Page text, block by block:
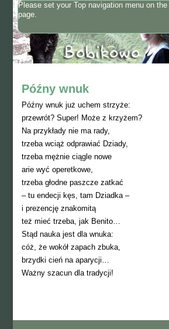
Please set your Top navigation menu on the
page.
Późny wnuk
Późny wnuk już uchem strzyże:
przewrót? Super! Może z krzyżem?
Na przykłady nie ma rady,
trzeba wciąż odprawiać Dziady,
trzeba mężnie ciągle nowe
arie wyć operetkowe,
trzeba głodne paszcze zatkać
– tu endecji kęs, tam Dziadka –
i prezencję znakomitą
też mieć trzeba, jak Benito…
Stąd nauka jest dla wnuka:
cóż, że wokół zapach zbuka,
brzydki cień na aparycji…
Ważny szacun dla tradycji!